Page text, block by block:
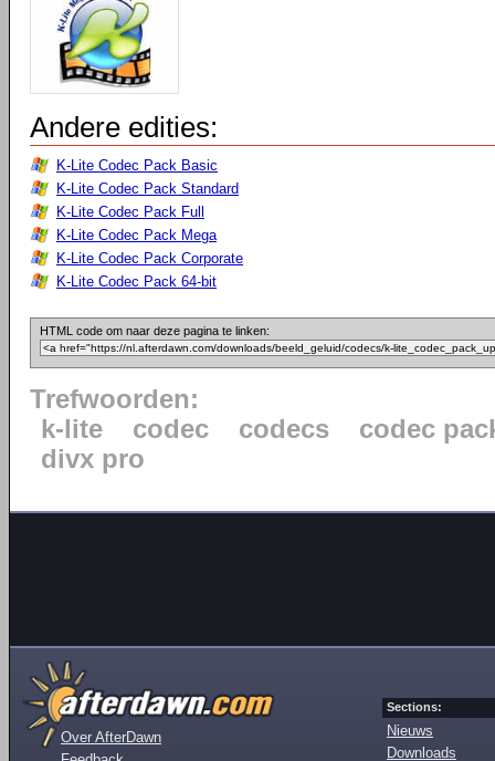
Andere edities:
K-Lite Codec Pack Basic
K-Lite Codec Pack Standard
K-Lite Codec Pack Full
K-Lite Codec Pack Mega
K-Lite Codec Pack Corporate
K-Lite Codec Pack 64-bit
HTML code om naar deze pagina te linken:
Trefwoorden:
k-lite
codec codecs
codec
divx pro
Over AfterDawn
Sections:
Nieuws
Downloads